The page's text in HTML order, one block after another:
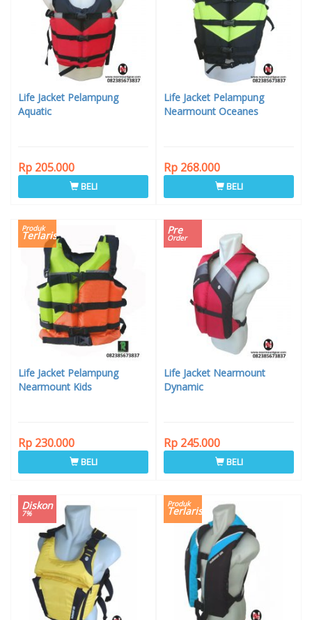
Life Jacket Pelampung
Aquatic
Rp 205.000
BELI
Life Jacket Pelampung
Nearmount Oceanes
Rp 268.000
BELI
Produk
Terlaris
Life Jacket Pelampung
Nearmount Kids
Rp 230.000
BELI
Pre
Order
Life Jacket Nearmount
Dynamic
Rp 245.000
BELI
Diskon
7%
Produk
Terlaris